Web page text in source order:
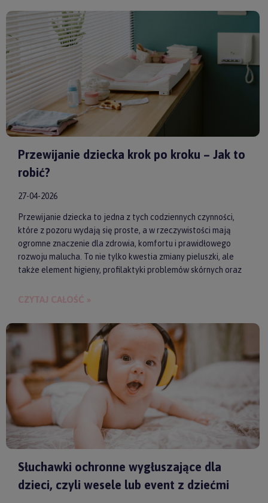
model od sprawdzonych producentów, takich jakby ASTRUP,
HuggimalsczyMembantu
, masz pewność, że dajesz swojemu
dziecku bezpieczne i skuteczne wsparcie każdego dnia.
Przewijanie dziecka krok po kroku – Jak to
robić?
27-04-2026
Przewijanie dziecka to jedna z tych codziennych czynności,
które z pozoru wydają się proste, a w rzeczywistości mają
ogromne znaczenie dla zdrowia, komfortu i prawidłowego
rozwoju malucha. To nie tylko kwestia zmiany pieluszki, ale
także element higieny, profilaktyki problemów skórnych oraz
CZYTAJ CAŁOŚĆ »
Słuchawki ochronne wygłuszające dla
dzieci, czyli wesele lub event z dziećmi